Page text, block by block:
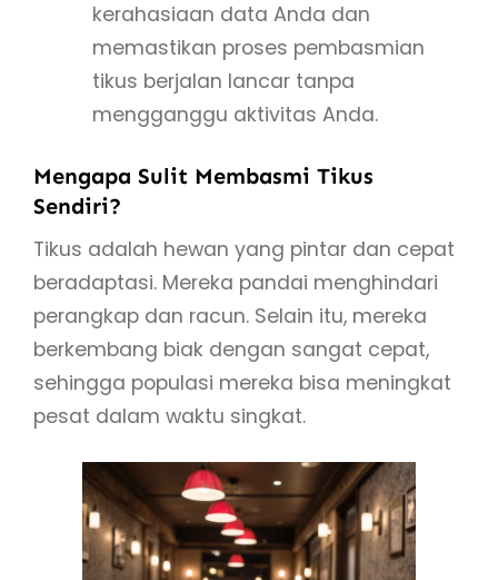
kerahasiaan data Anda dan
memastikan proses pembasmian
tikus berjalan lancar tanpa
mengganggu aktivitas Anda.
Mengapa Sulit Membasmi Tikus
Sendiri?
Tikus adalah hewan yang pintar dan cepat
beradaptasi. Mereka pandai menghindari
perangkap dan racun. Selain itu, mereka
berkembang biak dengan sangat cepat,
sehingga populasi mereka bisa meningkat
pesat dalam waktu singkat.